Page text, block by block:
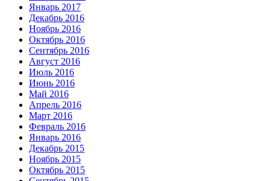
Январь 2017
Декабрь 2016
Ноябрь 2016
Октябрь 2016
Сентябрь 2016
Август 2016
Июль 2016
Июнь 2016
Май 2016
Апрель 2016
Март 2016
Февраль 2016
Январь 2016
Декабрь 2015
Ноябрь 2015
Октябрь 2015